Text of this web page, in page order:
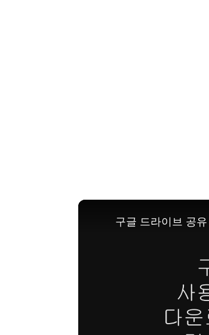
구글 드라이브 공